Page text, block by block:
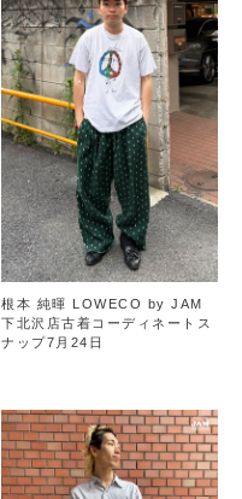
根本 純暉 LOWECO by JAM
下北沢店古着コーディネートス
ナップ7月24日